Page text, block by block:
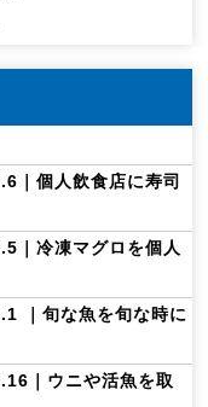
｜個人飲食店に寿司
｜冷凍マグロを個人
｜旬な魚を旬な時に
｜ウニや活魚を取